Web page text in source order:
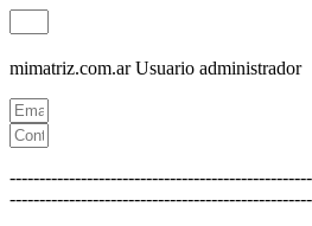
mimatriz.com.ar Usuario administrador